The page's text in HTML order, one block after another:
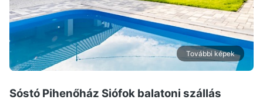
További képek
Sóstó Pihenőház Siófok balatoni szállás